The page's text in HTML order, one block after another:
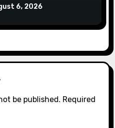
6, 2026
be published. Required